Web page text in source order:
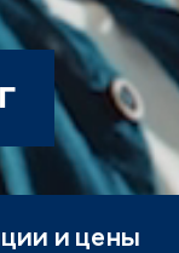
и цены